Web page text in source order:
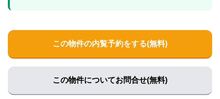
この物件の内覧予約をする(無料)
この物件についてお問合せ(無料)